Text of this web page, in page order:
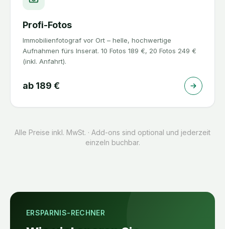
Profi-Fotos
Immobilienfotograf vor Ort – helle, hochwertige
Aufnahmen fürs Inserat. 10 Fotos 189 €, 20 Fotos 249 €
(inkl. Anfahrt).
ab 189 €
Alle Preise inkl. MwSt. · Add-ons sind optional und jederzeit
einzeln buchbar.
ERSPARNIS-RECHNER